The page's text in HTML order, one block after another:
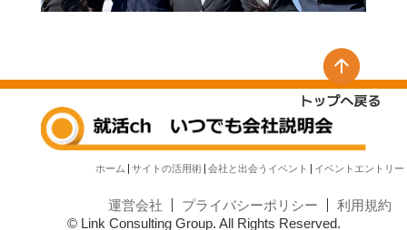
ホーム サイトの活用術 会社と出会うイベント イベントエントリー
© Link Consulting Group. All Rights Reserved.
運営会社 プライバシーポリシー 利用規約